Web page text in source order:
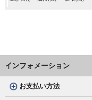
インフォメーション
お支払い方法